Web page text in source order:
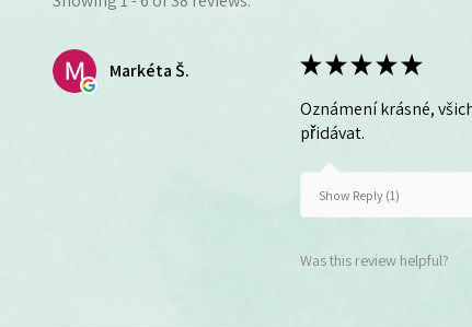
Markéta Š. ★★★★★
Oznámení krásné,
přidávat.
Show Reply (1)
Was this review helpful?